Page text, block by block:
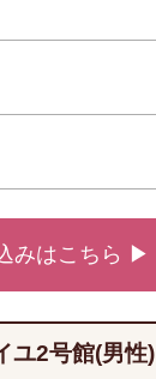
みはこちら ▶
ユ2号館(男性)